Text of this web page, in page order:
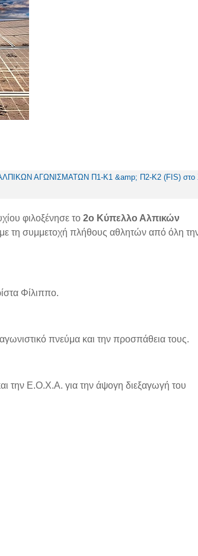
φιλοξένησε το 2ο Κύπελλο Αλπικών
με τη συμμετοχή πλήθους αθλητών από όλη
Φίλιππο.
πνεύμα και την προσπάθεια τους.
την Ε.Ο.Χ.Α. για την άψογη διεξαγωγή του